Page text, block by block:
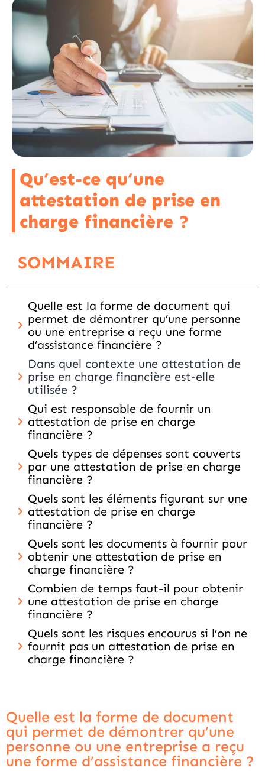
Qu’est-ce qu’une
attestation de prise en
charge financière ?
SOMMAIRE
Quelle est la forme de document qui
permet de démontrer qu’une personne
ou une entreprise a reçu une forme
d’assistance financière ?
Dans quel contexte une attestation de
prise en charge financière est-elle
utilisée ?
Qui est responsable de fournir un
attestation de prise en charge
financière ?
Quels types de dépenses sont couverts
par une attestation de prise en charge
financière ?
Quels sont les éléments figurant sur une
attestation de prise en charge
financière ?
Quels sont les documents à fournir pour
obtenir une attestation de prise en
charge financière ?
Combien de temps faut-il pour obtenir
une attestation de prise en charge
financière ?
Quels sont les risques encourus si l’on ne
fournit pas un attestation de prise en
charge financière ?
Quelle est la forme de document
qui permet de démontrer qu’une
personne ou une entreprise a reçu
une forme d’assistance financière ?